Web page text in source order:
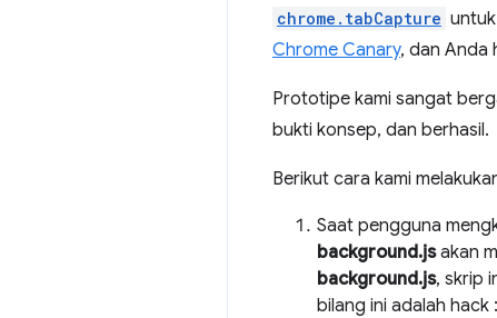
chrome.tabCapture
Chrome Canary, dan Anda
Prototipe kami sangat
bukti konsep, dan berhasil.
Berikut cara kami
Saat pengguna
background.jsakan
background.js, skrip
bilang ini adalah hack